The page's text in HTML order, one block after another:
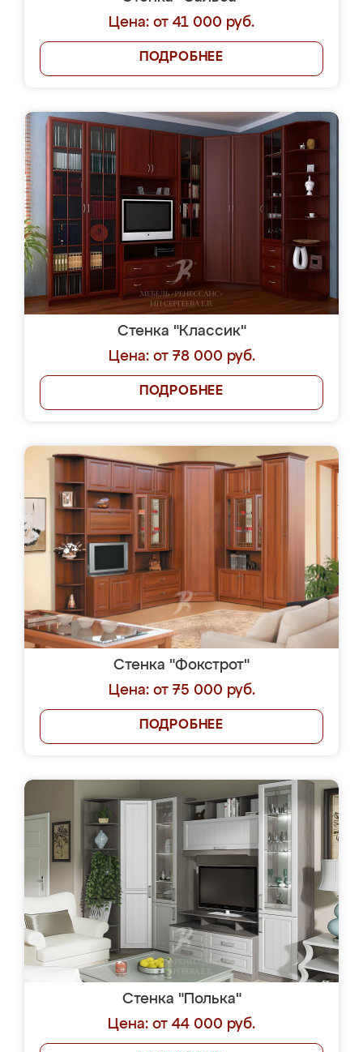
Цена: от 41 000 руб.
ПОДРОБНЕЕ
Стенка "Классик"
Цена: от 78 000 руб.
ПОДРОБНЕЕ
Стенка "Фокстрот"
Цена: от 75 000 руб.
ПОДРОБНЕЕ
Стенка "Полька"
Цена: от 44 000 руб.